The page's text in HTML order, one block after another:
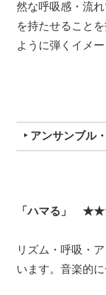
然な呼吸感・流
を持たせること
ように弾くイメー
‣ アンサンブル
「ハマる」
リズム・呼吸・
います。音楽的